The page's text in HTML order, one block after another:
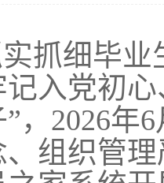
抓细毕
记入党初
，2026年
、组织管